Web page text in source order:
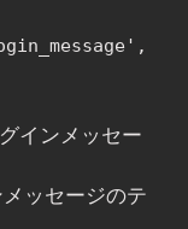
インメッセー
ッセージのテ